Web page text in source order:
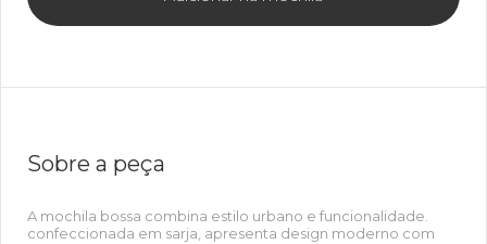
Sobre a peça
A mochila bossa combina estilo urbano e funcionalidade.
confeccionada em sarja, apresenta design moderno com